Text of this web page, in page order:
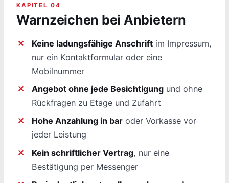
KAPITEL 04
Warnzeichen bei Anbietern
Keine ladungsfähige Anschriftim Impressum,
nur ein Kontaktformular oder eine
Mobilnummer
Angebot ohne jede Besichtigungund ohne
Rückfragen zu Etage und Zufahrt
Hohe Anzahlung in baroder Vorkasse vor
jeder Leistung
Kein schriftlicher Vertrag, nur eine
Bestätigung per Messenger